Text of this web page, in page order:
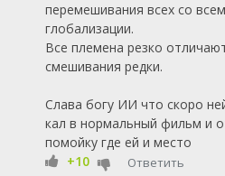
перемешивания всех со
глобализации.
Все племена резко
смешивания редки.
Слава богу ИИ что скоро
кал в нормальный фильм и
помойку где ей и место
+10
Ответить